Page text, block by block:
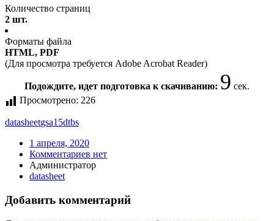
Количество страниц
2 шт.
Форматы файла
HTML, PDF
(Для просмотра требуется Adobe Acrobat Reader)
Подождите, идет подготовка к скачиванию: 9 сек.
Просмотрено: 226
datasheetgsa15dtbs
1 апреля, 2020
Комментариев нет
Администратор
datasheet
Добавить комментарий